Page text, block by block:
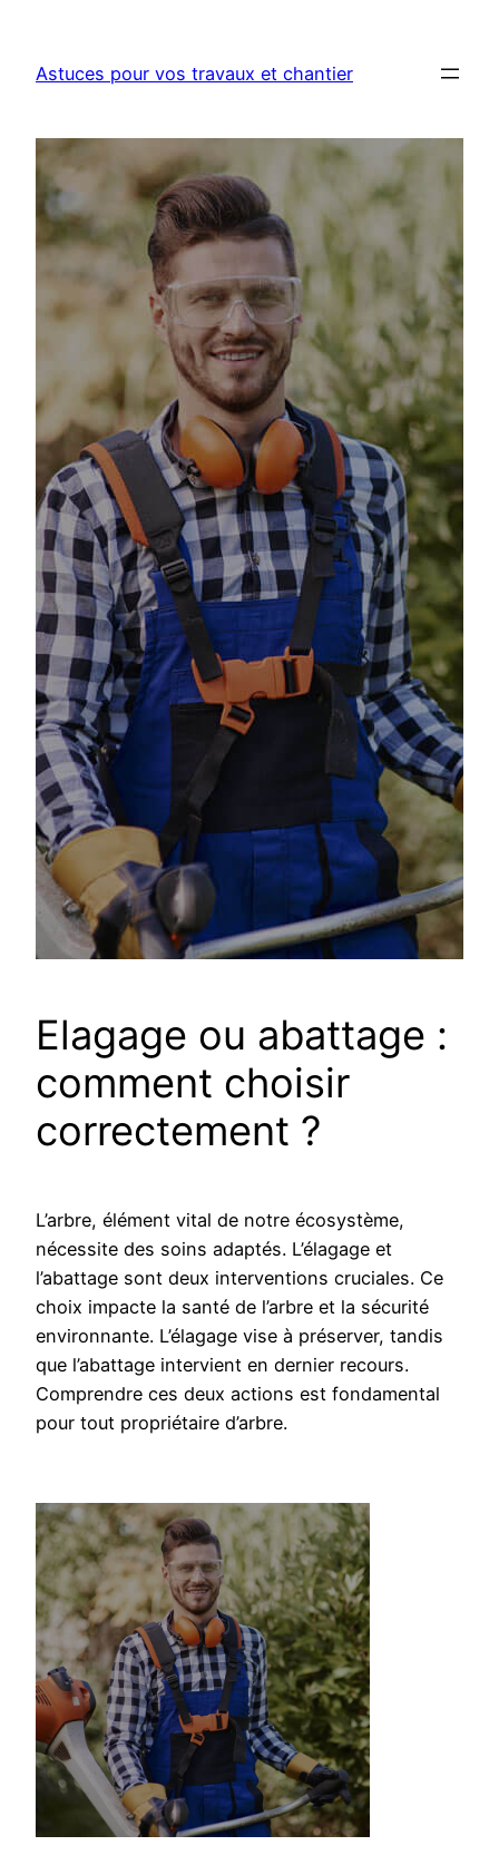
contenu
Astuces pour vos travaux et chantier
Elagage ou abattage :
comment choisir
correctement ?
L’arbre, élément vital de notre écosystème,
nécessite des soins adaptés. L’élagage et
l’abattage sont deux interventions cruciales. Ce
choix impacte la santé de l’arbre et la sécurité
environnante. L’élagage vise à préserver, tandis
que l’abattage intervient en dernier recours.
Comprendre ces deux actions est fondamental
pour tout propriétaire d’arbre.